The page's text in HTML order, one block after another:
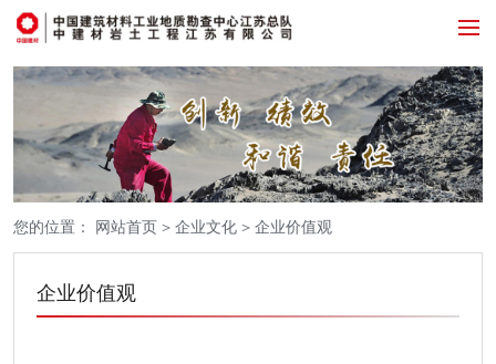
您的位置： 网站首页 > 企业文化 > 企业价值观
企业价值观